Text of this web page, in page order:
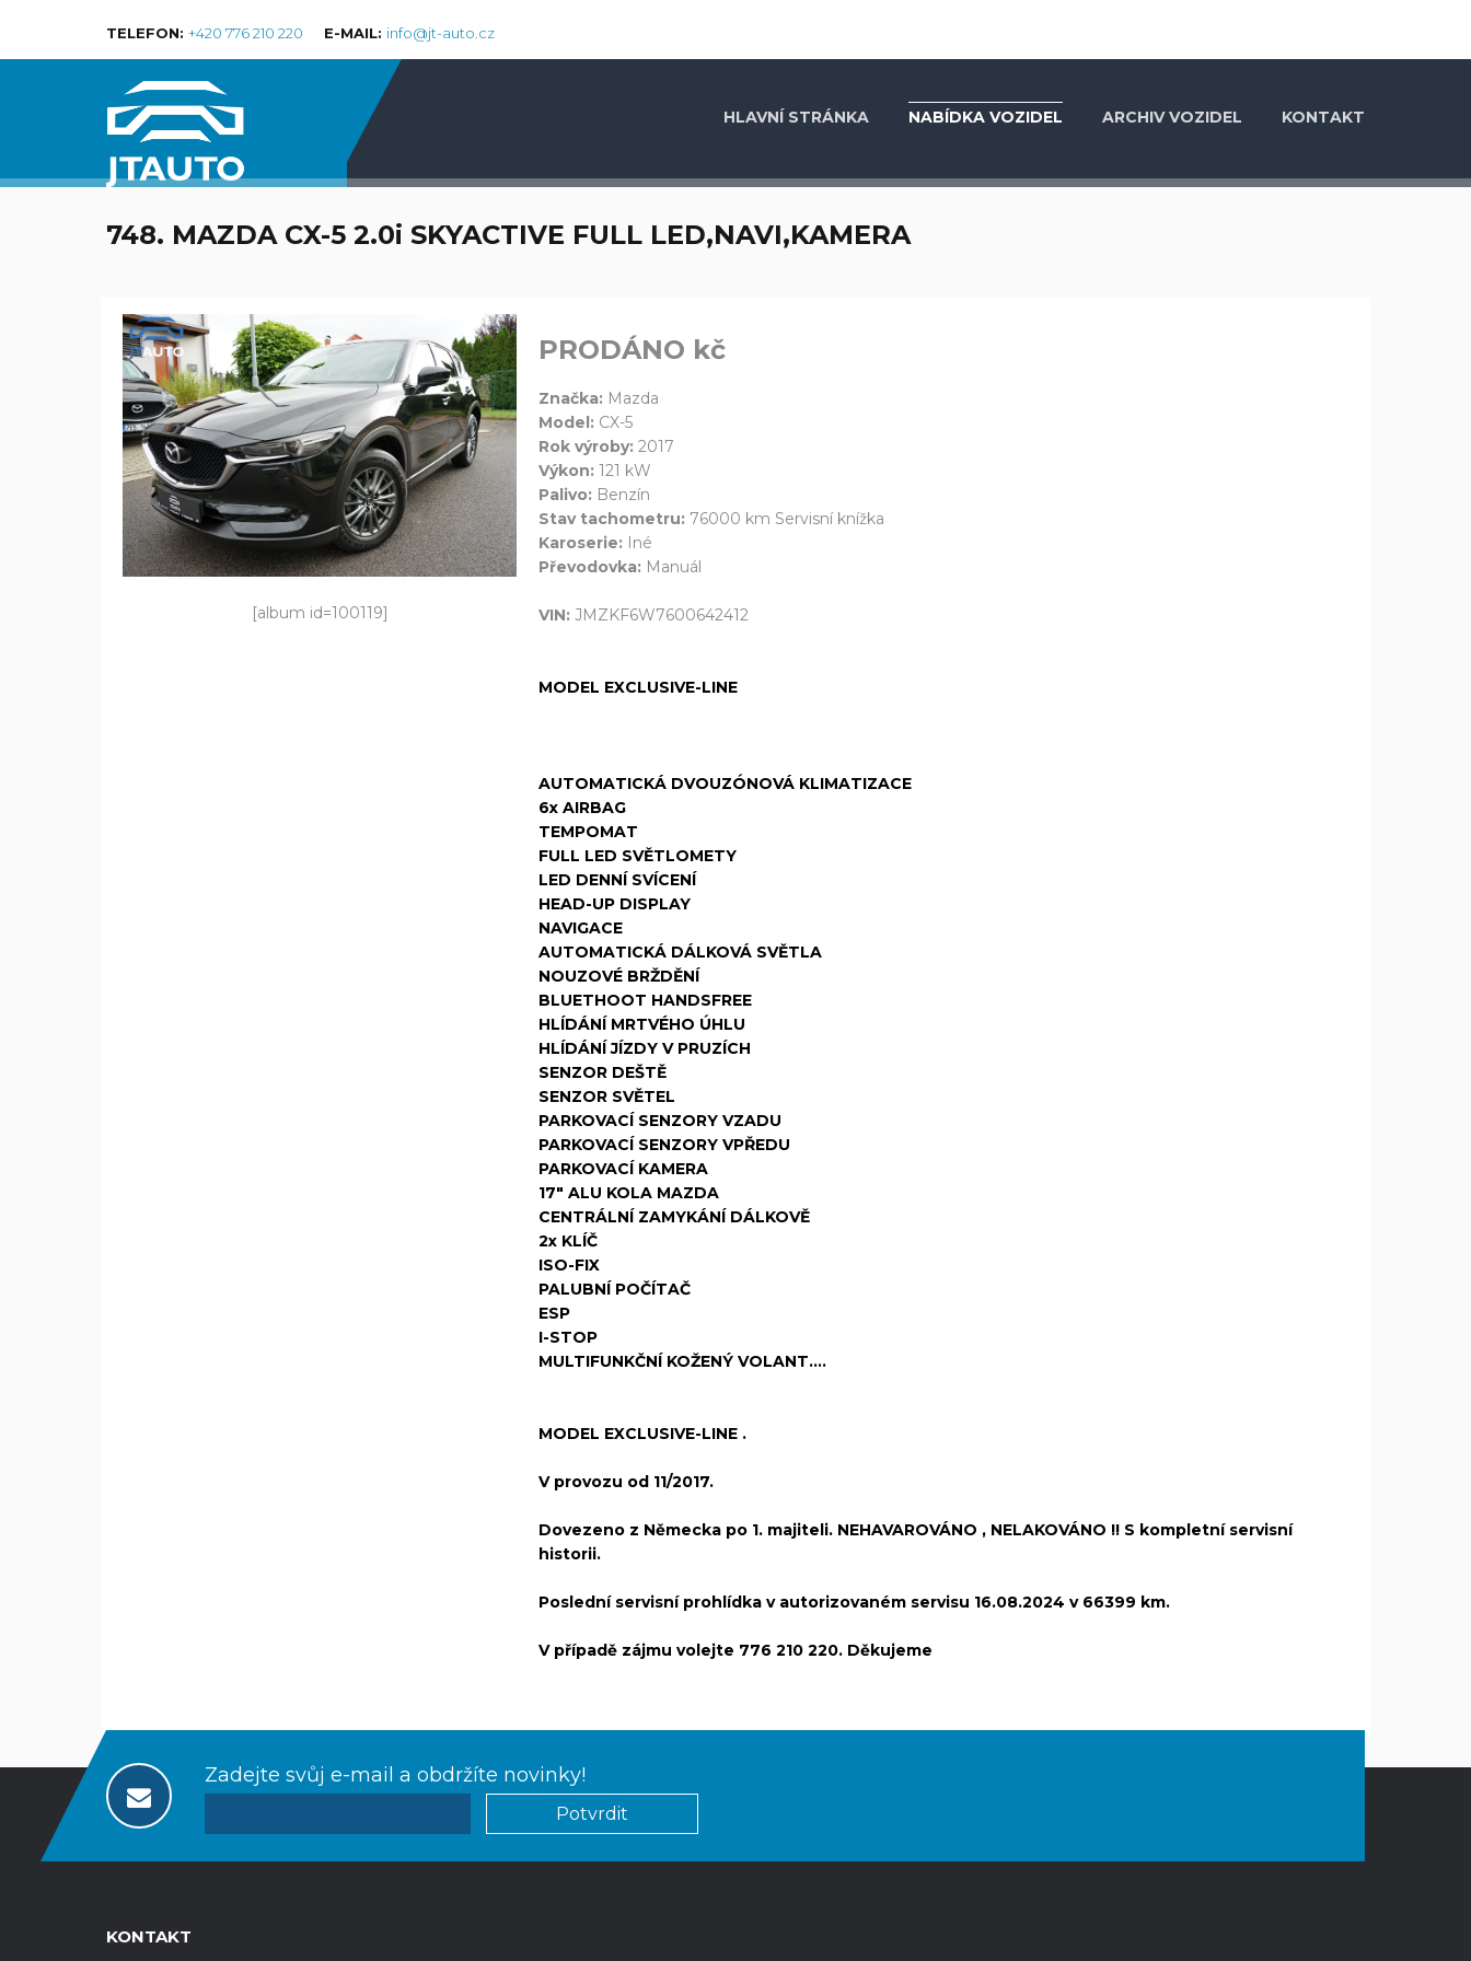
TELEFON: +420 776 210 220 E-MAIL: info@jt-auto.cz
HLAVNÍ STRÁNKA NABÍDKA VOZIDEL ARCHIV VOZIDEL KONTAKT
748. MAZDA CX-5 2.0i SKYACTIVE FULL LED,NAVI,KAMERA
[album id=100119]
PRODÁNO kč
Značka: Mazda
Model: CX-5
Rok výroby: 2017
Výkon: 121 kW
Palivo: Benzín
Stav tachometru: 76000 km Servisní knížka
Karoserie: Iné
Převodovka: Manuál
VIN: JMZKF6W7600642412
MODEL EXCLUSIVE-LINE
AUTOMATICKÁ DVOUZÓNOVÁ KLIMATIZACE
6x AIRBAG
TEMPOMAT
FULL LED SVĚTLOMETY
LED DENNÍ SVÍCENÍ
HEAD-UP DISPLAY
NAVIGACE
AUTOMATICKÁ DÁLKOVÁ SVĚTLA
NOUZOVÉ BRŽDĚNÍ
BLUETHOOT HANDSFREE
HLÍDÁNÍ MRTVÉHO ÚHLU
HLÍDÁNÍ JÍZDY V PRUZÍCH
SENZOR DEŠTĚ
SENZOR SVĚTEL
PARKOVACÍ SENZORY VZADU
PARKOVACÍ SENZORY VPŘEDU
PARKOVACÍ KAMERA
17" ALU KOLA MAZDA
CENTRÁLNÍ ZAMYKÁNÍ DÁLKOVĚ
2x KLÍČ
ISO-FIX
PALUBNÍ POČÍTAČ
ESP
I-STOP
MULTIFUNKČNÍ KOŽENÝ VOLANT....
MODEL EXCLUSIVE-LINE .
V provozu od 11/2017.
Dovezeno z Německa po 1. majiteli. NEHAVAROVÁNO , NELAKOVÁNO !! S kompletní servisní
historii.
Poslední servisní prohlídka v autorizovaném servisu 16.08.2024 v 66399 km.
V případě zájmu volejte 776 210 220. Děkujeme
Zadejte svůj e-mail a obdržíte novinky!
KONTAKT